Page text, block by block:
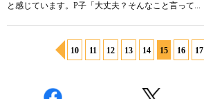
と感じています。P子「大丈夫？そんなこと言って...
10 11 12 13 14 15 16 17